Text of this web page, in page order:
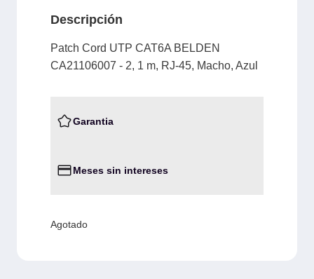
Descripción
Patch Cord UTP CAT6A BELDEN
CA21106007 - 2, 1 m, RJ-45, Macho, Azul
Garantia
Meses sin intereses
Agotado